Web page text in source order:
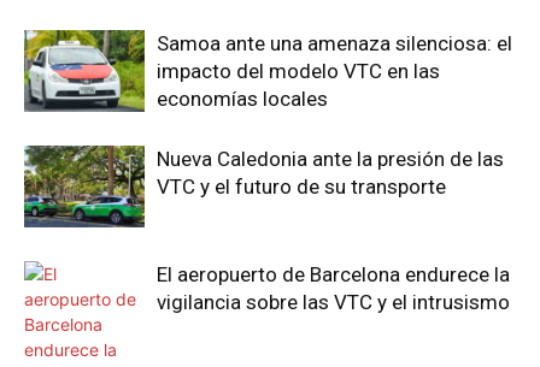
Samoa ante una amenaza silenciosa: el
impacto del modelo VTC en las
economías locales
Nueva Caledonia ante la presión de las
VTC y el futuro de su transporte
El aeropuerto de Barcelona endurece la
vigilancia sobre las VTC y el intrusismo